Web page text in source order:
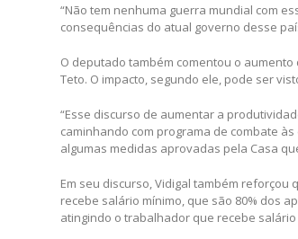
“Não tem nenhuma guerra mundial com
consequências do atual governo desse
O deputado também comentou o
Teto. O impacto, segundo ele, pode ser
“Esse discurso de aumentar a
caminhando com programa de combate
algumas medidas aprovadas pela Casa
Em seu discurso, Vidigal também
recebe salário mínimo, que são 80% dos
atingindo o trabalhador que recebe salário